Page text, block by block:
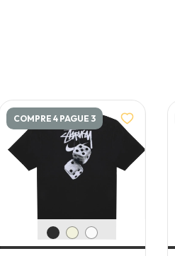
COMPRE 4 PAGUE 3